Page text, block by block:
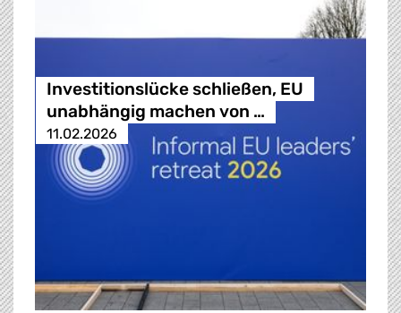
Investitionslücke schließen, EU
unabhängig machen von …
11.02.2026